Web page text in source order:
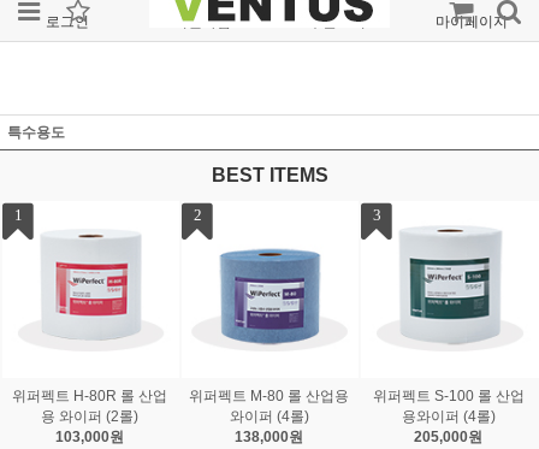
로그인 회원가입 주문조회 마이페이지
특수용도
BEST ITEMS
1
위퍼펙트 H-80R 롤 산업
용 와이퍼 (2롤)
103,000원
2
위퍼펙트 M-80 롤 산업용
와이퍼 (4롤)
138,000원
3
위퍼펙트 S-100 롤 산업
용와이퍼 (4롤)
205,000원